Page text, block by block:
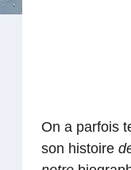
On a parfois
son histoire